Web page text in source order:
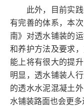
此外，目前实践
有完善的体系，本
南》对透水铺装的
和养护方法及要求
能上将有很大的提
明显，透水铺装人
的透水水泥混凝土
水铺装路面也会更多